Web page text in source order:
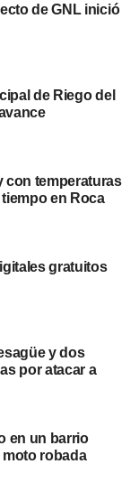
de GNL inició
de Riego del
con temperaturas
en Roca
gratuitos
y dos
por atacar a
en un barrio
robada